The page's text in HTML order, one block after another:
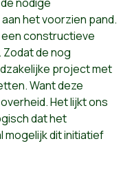
het voorzien pand.
een constructieve
de nog
project met
Want deze
Het lijkt ons
dat het
mogelijk dit initiatief